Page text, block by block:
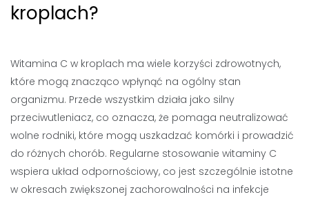
kroplach?
Witamina C w kroplach ma wiele korzyści zdrowotnych,
które mogą znacząco wpłynąć na ogólny stan
organizmu. Przede wszystkim działa jako silny
przeciwutleniacz, co oznacza, że pomaga neutralizować
wolne rodniki, które mogą uszkadzać komórki i prowadzić
do różnych chorób. Regularne stosowanie witaminy C
wspiera układ odpornościowy, co jest szczególnie istotne
w okresach zwiększonej zachorowalności na infekcje